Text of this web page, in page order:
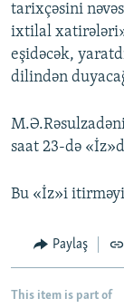
tarixçəsini
ixtilal
eşidəcək,
dilindən
saat 23-də
Bu «İz»i
Paylaş
This item is part of